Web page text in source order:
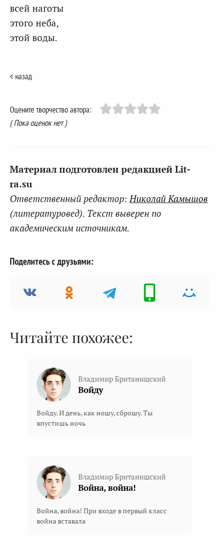
всей наготы
этого неба,
этой воды.
< назад
Оцените творчество автора:
( Пока оценок нет )
Материал подготовлен редакцией Lit-
ra.su
Ответственный редактор: Николай Камышов
(литературовед). Текст выверен по
академическим источникам.
Поделитесь с друзьями:
Читайте похожее:
Владимир Британишский
Войду
Войду. И день, как ношу, сброшу. Ты
впустишь ночь
Владимир Британишский
Война, война!
Война, война! При входе в первый класс
война вставала